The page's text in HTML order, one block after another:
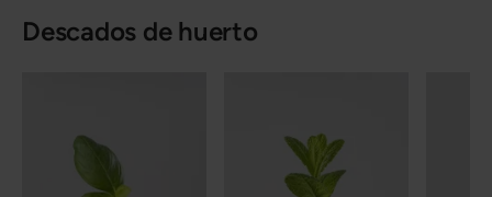
Descados de huerto